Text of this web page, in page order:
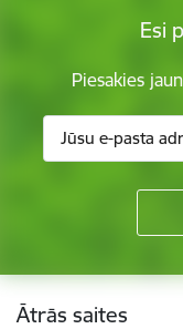
Esi
Piesakies
Kājene
Ātrās saites